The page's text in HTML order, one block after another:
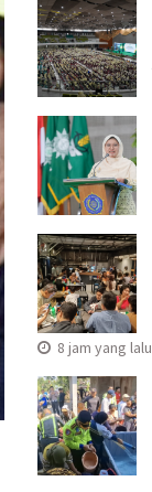
8 jam yang lalu